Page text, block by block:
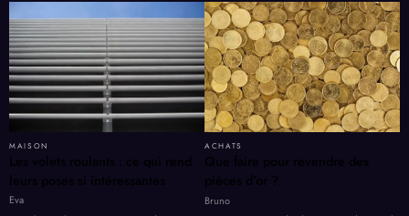
MAISON
Les volets roulants : ce qui rend
leurs poses si intéressantes
Eva
ACHATS
Que faire pour revendre des
pièces d’or ?
Bruno